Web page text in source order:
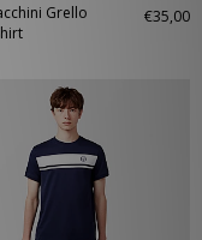
Grello
€35,00